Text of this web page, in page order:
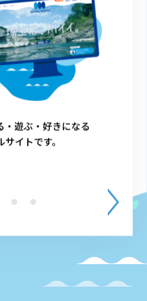
・遊ぶ・好きになる
イトです。